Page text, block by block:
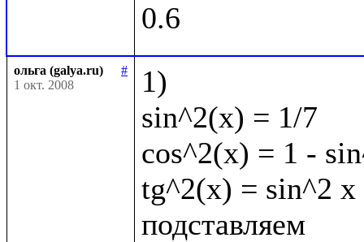
ольга (galya.ru)
#
1 окт. 2008
1)
sin^2(x) = 1/7
cos^2(x) = 1 -
tg^2(x) = sin^2 x
подставляем